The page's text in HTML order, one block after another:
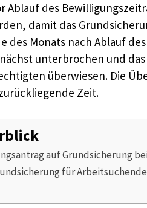
des
damit das
des Monats nach Ablauf
unterbrochen und
überwiesen. Die
Zeit.
auf Grundsicherung
für